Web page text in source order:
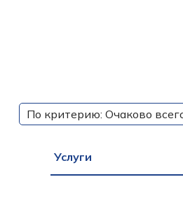
По критерию: Очаково
Услуги